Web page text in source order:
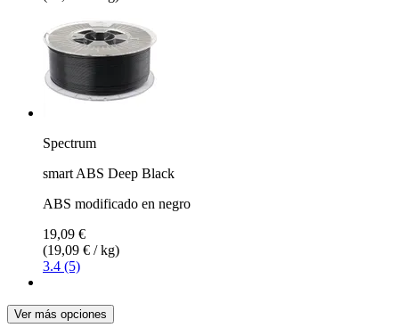
Spectrum
smart ABS Deep Black
ABS modificado en negro
19,09 €
(19,09 € / kg)
3.4 (5)
Ver más opciones